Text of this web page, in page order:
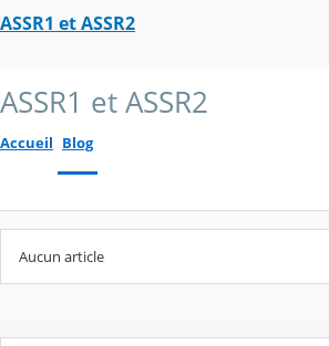
ASSR1 et ASSR2
ASSR1 et ASSR2
Accueil Blog
Aucun article